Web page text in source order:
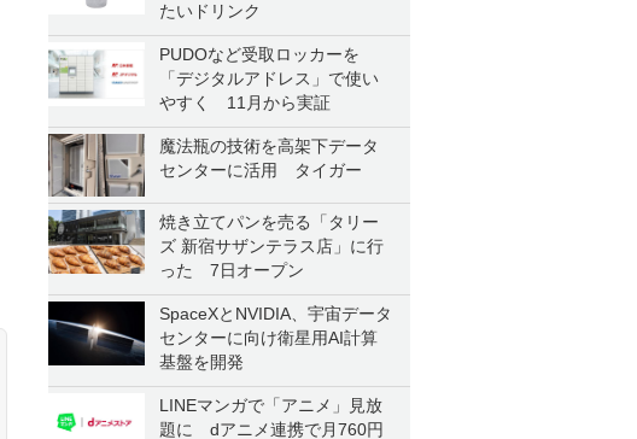
たいドリンク
PUDOなど受取ロッカーを
「デジタルアドレス」で使い
やすく 11月から実証
魔法瓶の技術を高架下データ
センターに活用 タイガー
焼き立てパンを売る「タリー
ズ 新宿サザンテラス店」に行
った 7日オープン
SpaceXとNVIDIA、宇宙データ
センターに向け衛星用AI計算
基盤を開発
LINEマンガで「アニメ」見放
題に dアニメ連携で月760円